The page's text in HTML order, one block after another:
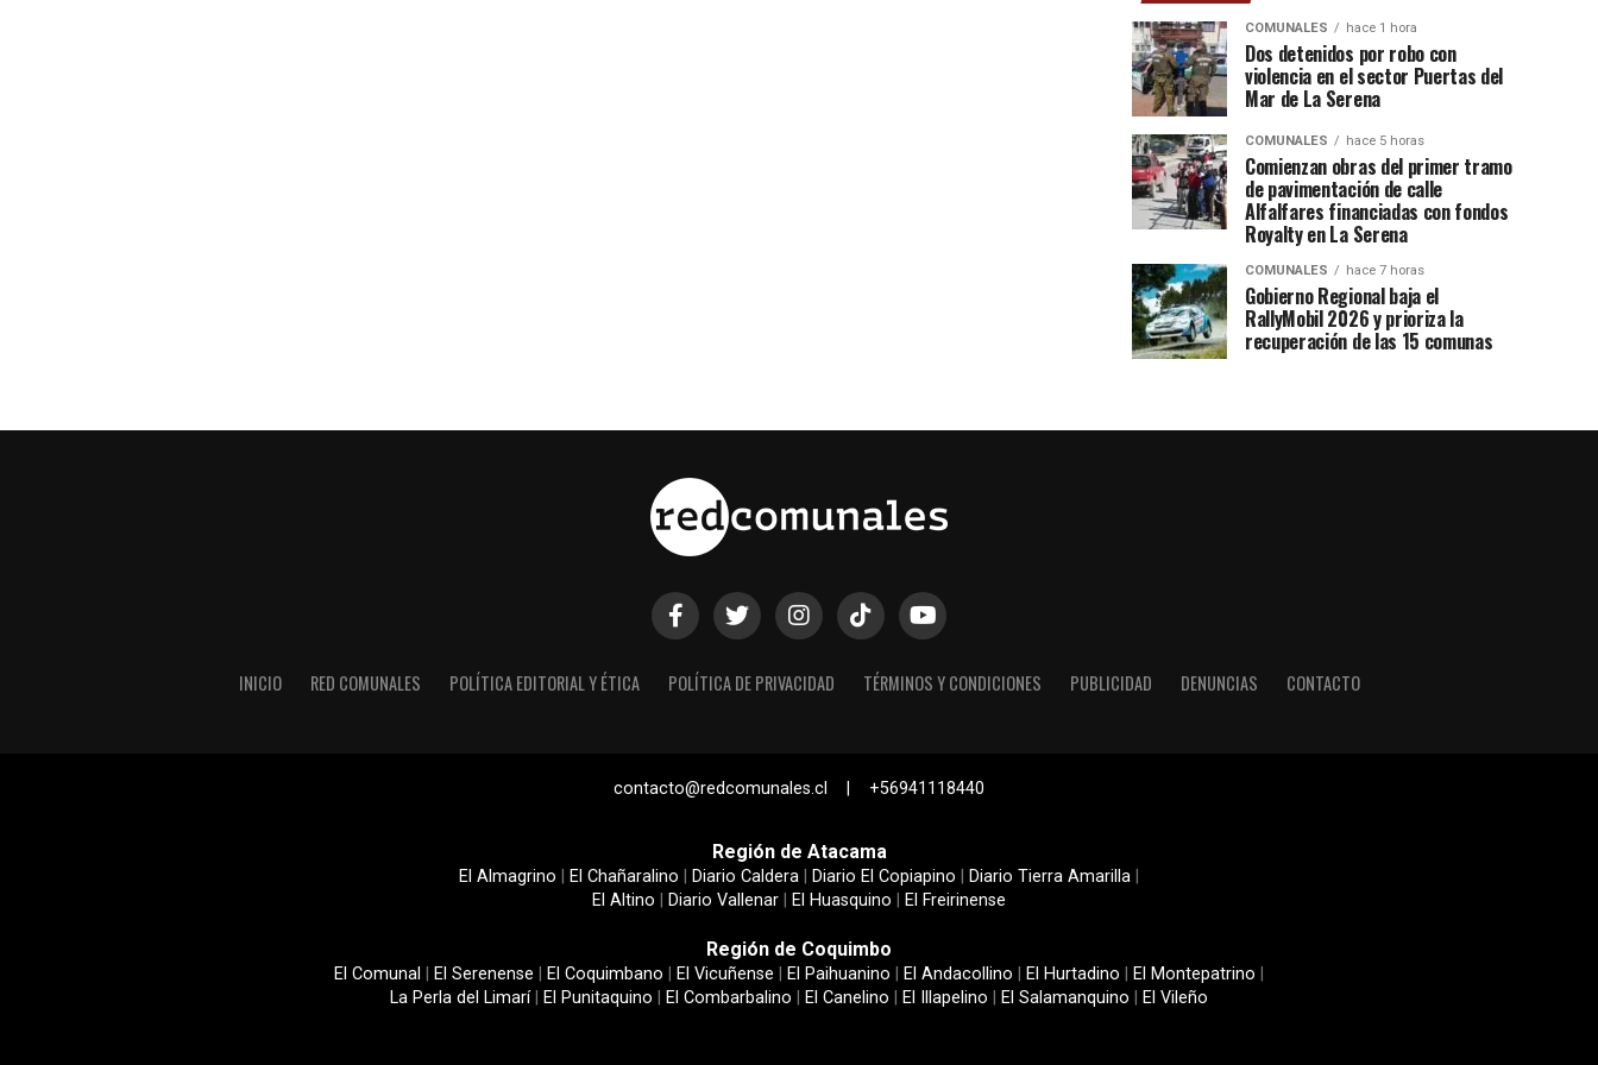
COMUNALES hace 1 hora
Dos detenidos por robo con
violencia en el sector Puertas del
Mar de La Serena
COMUNALES hace 5 horas
Comienzan obras del primer tramo
de pavimentación de calle
Alfalfares financiadas con fondos
Royalty en La Serena
COMUNALES hace 7 horas
Gobierno Regional baja el
RallyMobil 2026 y prioriza la
recuperación de las 15 comunas
INICIO RED COMUNALES POLÍTICA EDITORIAL Y ÉTICA POLÍTICA DE PRIVACIDAD TÉRMINOS Y CONDICIONES PUBLICIDAD DENUNCIAS CONTACTO
contacto@redcomunales.cl | +56941118440
Región de Atacama
El Almagrino El Chañaralino Diario Caldera Diario El Copiapino Diario Tierra Amarilla
El Altino
Diario Vallenar El Huasquino El Freirinense
Región de Coquimbo
El Comunal El Serenense El Coquimbano El Vicuñense El Paihuanino El Andacollino El Hurtadino El Montepatrino
La Perla del Limarí| El Punitaquino El Combarbalino El Canelino El Illapelino El Salamanquino El Vileño